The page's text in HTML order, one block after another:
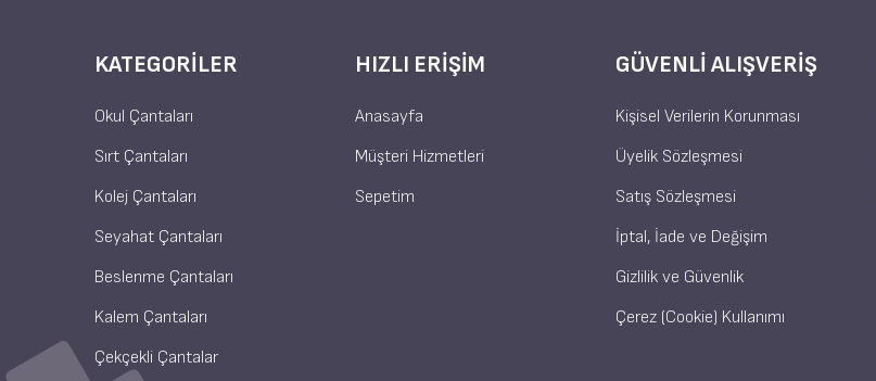
KATEGORILER
Okul Çantaları
Sırt Çantaları
Kolej Çantaları
Seyahat Çantaları
Beslenme Çantaları
Kalem Çantaları
Çekçekli Çantalar
HIZLI ERIŞIM
Anasayfa
Müşteri Hizmetleri
Sepetim
GÜVENLI ALIŞVERIŞ
Kişisel Verilerin Korunması
Üyelik Sözleşmesi
Satış Sözleşmesi
İptal, İade ve Değişim
Gizlilik ve Güvenlik
Çerez (Cookie) Kullanımı